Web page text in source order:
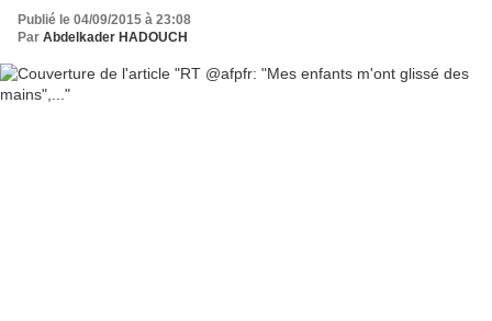
Publié le 04/09/2015 à 23:08
Par Abdelkader HADOUCH